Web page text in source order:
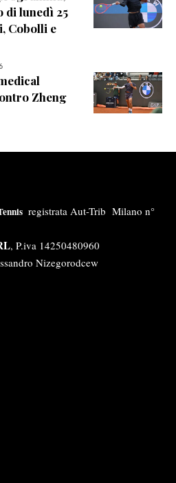
di lunedì 25
Cobolli e
Zheng
registrata Aut-Trib Milano n°
, P.iva 14250480960
Nizegorodcew